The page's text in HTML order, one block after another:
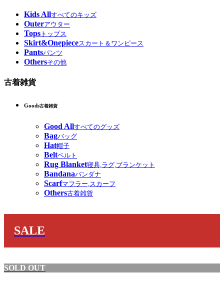
Kids Allすべてのキッズ
Outerアウター
Tops トップス
Skirt&Onepieceスカート＆ワンピース
Pantsパンツ
Othersその他
古着雑貨
Goods古着雑貨
Good Allすべてのグッズ
Bagバッグ
Hat帽子
Beltベルト
Rug Blanket寝具,ラグ,ブランケット
Bandanaバンダナ
Scarfマフラー,スカーフ
Others古着雑貨
SALE
SOLD OUT